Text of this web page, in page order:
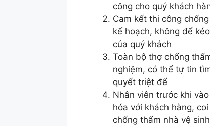
công cho quý khách
Cam kết thi công
kế hoạch, không để
của quý khách
Toàn bộ thợ chống
nghiệm, có thể tự tin
quyết triệt để
Nhân viên trước khi
hóa với khách hàng,
chống thấm nhà vệ